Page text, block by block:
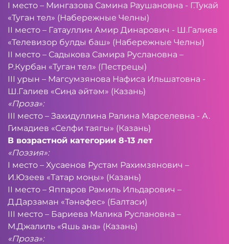
I место – Мингазова Самина Раушановна - Г.Тукай
«Туган тел» (Набережные Челны)
II место – Гатауллин Амир Динарович - Ш.Галиев
«Телевизор булды баш» (Набережные Челны)
II место – Садыкова Самира Руслановна –
Р.Курбан «Туган тел» (Пестрецы)
III урын – Магсумзянова Нафиса Ильшатовна -
Ш.Галиев «Сиңа әйтәм» (Казань)
«Проза»:
III место – Захидуллина Ралина Марселевна - А.
Гимадиев «Селфи таягы» (Казань)
В возрастной категории 8-13 лет
«Поэзия»:
I место – Хусаенов Рустам Рахимзянович –
И.Юзеев «Татар моңы» (Казань)
II место – Яппаров Рамиль Ильдарович –
Д.Дарзаман «Тәнәфес» (Балтаси)
III место – Бариева Малика Руслановна –
М.Джалиль «Яшь ана» (Казань)
«Проза»: